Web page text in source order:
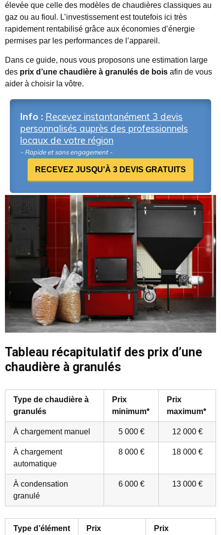
élevée que celle des modèles de chaudières classiques au
gaz ou au fioul. L’investissement est toutefois ici très
rapidement rentabilisé grâce aux économies d’énergie
permises par les performances de l’appareil.
Dans ce guide, nous vous proposons une estimation large
des prix d’une chaudière à granulés de bois afin de vous
aider à choisir la vôtre.
Info : Recevez instantanément 3 devis
personnalisés auprès des professionnels
locaux de votre région
- Rapide et sans engagement -
RECEVEZ JUSQU'À 3 DEVIS GRATUITS
Tableau récapitulatif des prix d’une
chaudière à granulés
Type de chaudière à
granulés
Prix
minimum*
Prix
maximum*
À chargement manuel 5 000 € 12 000 €
À chargement
automatique
8 000 € 18 000 €
À condensation
granulé
6 000 € 13 000 €
Type d’élément
Prix
Prix